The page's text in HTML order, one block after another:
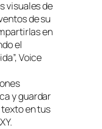
visuales de
de su
en
el
Voice
y guardar
en tus